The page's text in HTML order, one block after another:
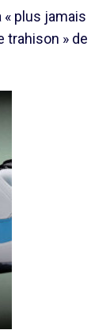
« plus jamais
trahison » de